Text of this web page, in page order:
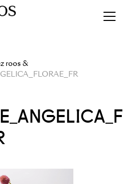
roos &